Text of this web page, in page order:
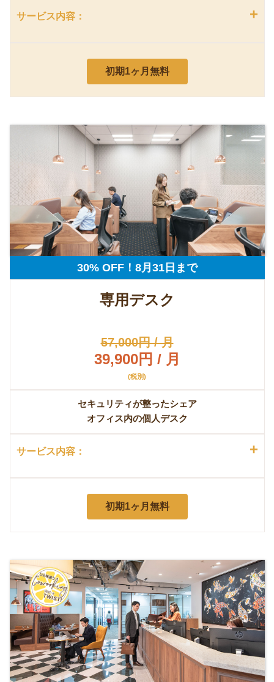
サービス内容： +
初期1ヶ月無料
30% OFF！8月31日まで
専用デスク
57,000円 / 月
39,900円 / 月
(税別)
セキュリティが整ったシェア
オフィス内の個人デスク
サービス内容： +
初期1ヶ月無料